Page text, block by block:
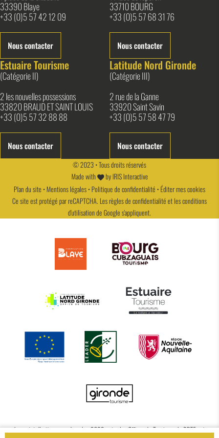
33390 Blaye
+33 (0)5 57 42 12 09
Nous contacter
33710 BOURG
+33 (0)5 57 68 31 76
Nous contacter
Estuaire Tourisme
(Catégorie II)
2 les nouvelles possessions
33820 BRAUD ET SAINT LOUIS
+33 (0)5 57 32 88 88
Nous contacter
Latitude Nord Gironde
(Catégorie III)
2 rue de la Ganne
33920 Saint Savin
+33 (0)5 57 58 47 79
Nous contacter
© 2023 • Tous droits réservés
Made with
byIRIS Interactive
Plan du site •Mentions légales•Politique de confidentialité •Éditer mes cookies
Ce site est protégé par reCAPTCHA. Lesrègles de confidentialitéet lesconditions
d'utilisationde Google s'appliquent.
Le projet d’actions coordonnées 2022 entre les Offices de Tourisme de BBTE est